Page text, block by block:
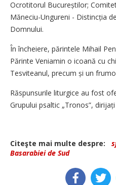
Ocrotitorul Bucureștilor;
Măneciu-Ungureni - Distincția
Domnului.
În încheiere, părintele Mihail
Părinte Veniamin o icoană cu
Tesviteanul, precum și un
Răspunsurile liturgice au fost
Grupului psaltic „Tronos”,
Citeşte mai multe despre:
Basarabiei de Sud